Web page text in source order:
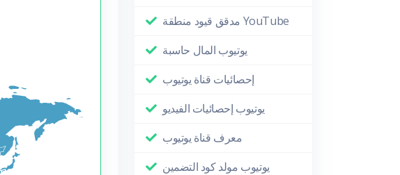
مدقق قيود منطقة YouTube
يوتيوب المال حاسبة
إحصائيات قناة يوتيوب
يوتيوب إحصائيات الفيديو
معرف قناة يوتيوب
يوتيوب مولد كود التضمين